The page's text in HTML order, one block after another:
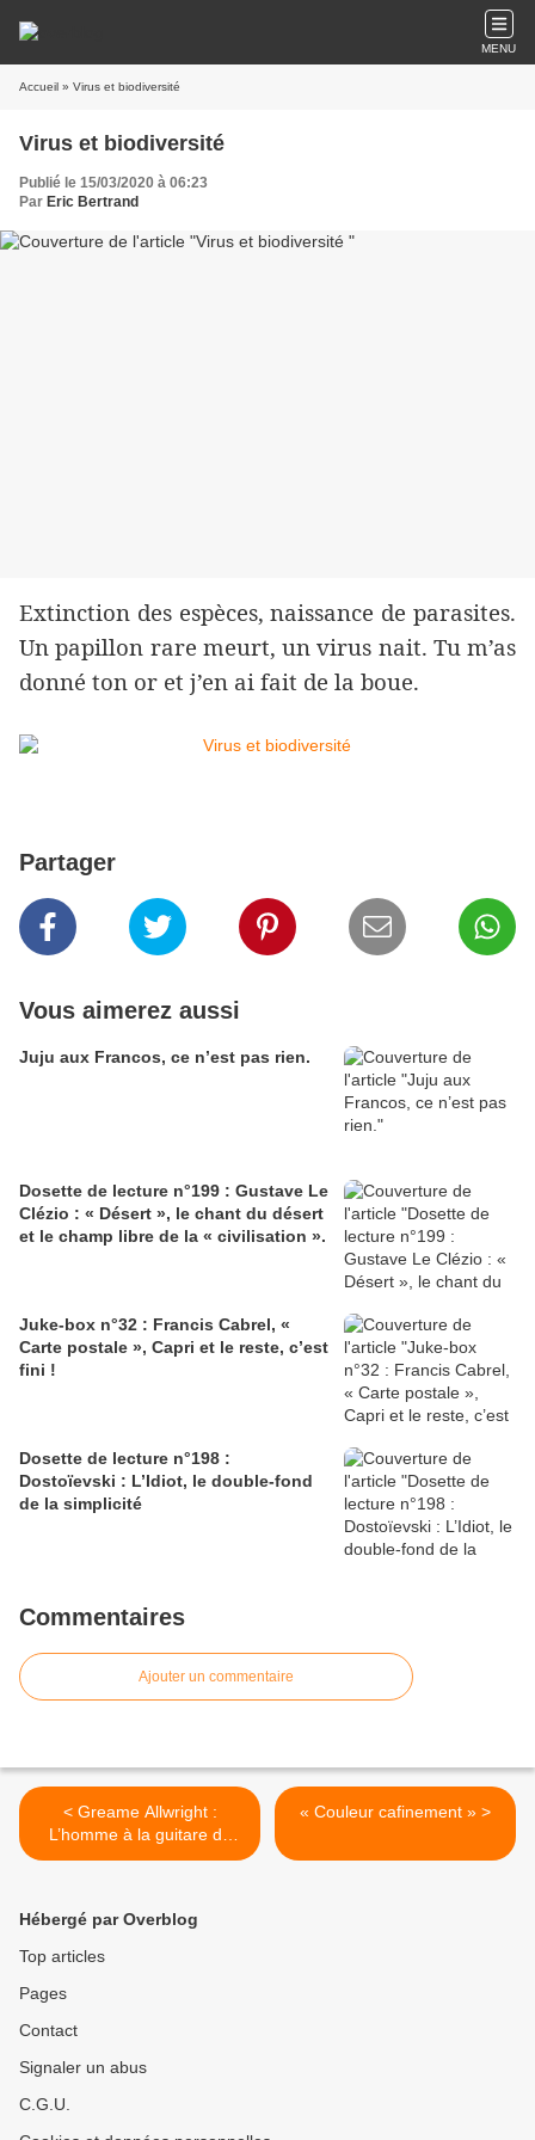
MENU
Accueil » Virus et biodiversité
Virus et biodiversité
Publié le 15/03/2020 à 06:23
Par Eric Bertrand
Extinction des espèces, naissance de parasites.
Un papillon rare meurt, un virus nait. Tu m’as
donné ton or et j’en ai fait de la boue.
Partager
Vous aimerez aussi
Juju aux Francos, ce n’est pas rien.
Dosette de lecture n°199 : Gustave Le
Clézio : « Désert », le chant du désert
et le champ libre de la « civilisation ».
Juke-box n°32 : Francis Cabrel, «
Carte postale », Capri et le reste, c’est
fini !
Dosette de lecture n°198 :
Dostoïevski : L’Idiot, le double-fond
de la simplicité
Commentaires
Ajouter un commentaire
< Greame Allwright :
L’homme à la guitare de
vent
« Couleur cafinement » >
Hébergé par Overblog
Top articles
Pages
Contact
Signaler un abus
C.G.U.